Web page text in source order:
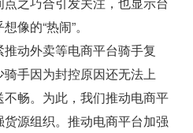
像的“热闹”。
动外卖等电商平台骑手复
手因为封控原因还无法上
畅。为此，我们推动电商平
源组织。推动电商平台加强